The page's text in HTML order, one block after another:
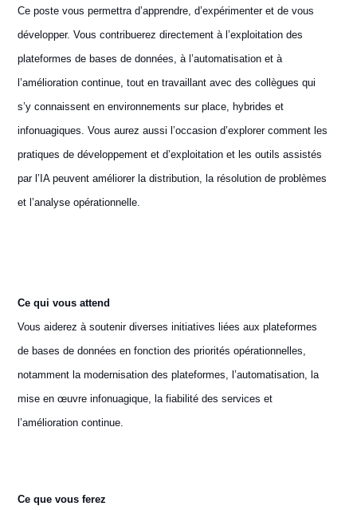
Ce poste vous permettra d’apprendre, d’expérimenter et de vous
développer. Vous contribuerez directement à l’exploitation des
plateformes de bases de données, à l’automatisation et à
l’amélioration continue, tout en travaillant avec des collègues qui
s’y connaissent en environnements sur place, hybrides et
infonuagiques. Vous aurez aussi l’occasion d’explorer comment les
pratiques de développement et d’exploitation et les outils assistés
par l’IA peuvent améliorer la distribution, la résolution de problèmes
et l’analyse opérationnelle.
Ce qui vous attend
Vous aiderez à soutenir diverses initiatives liées aux plateformes
de bases de données en fonction des priorités opérationnelles,
notamment la modernisation des plateformes, l’automatisation, la
mise en œuvre infonuagique, la fiabilité des services et
l’amélioration continue.
Ce que vous ferez